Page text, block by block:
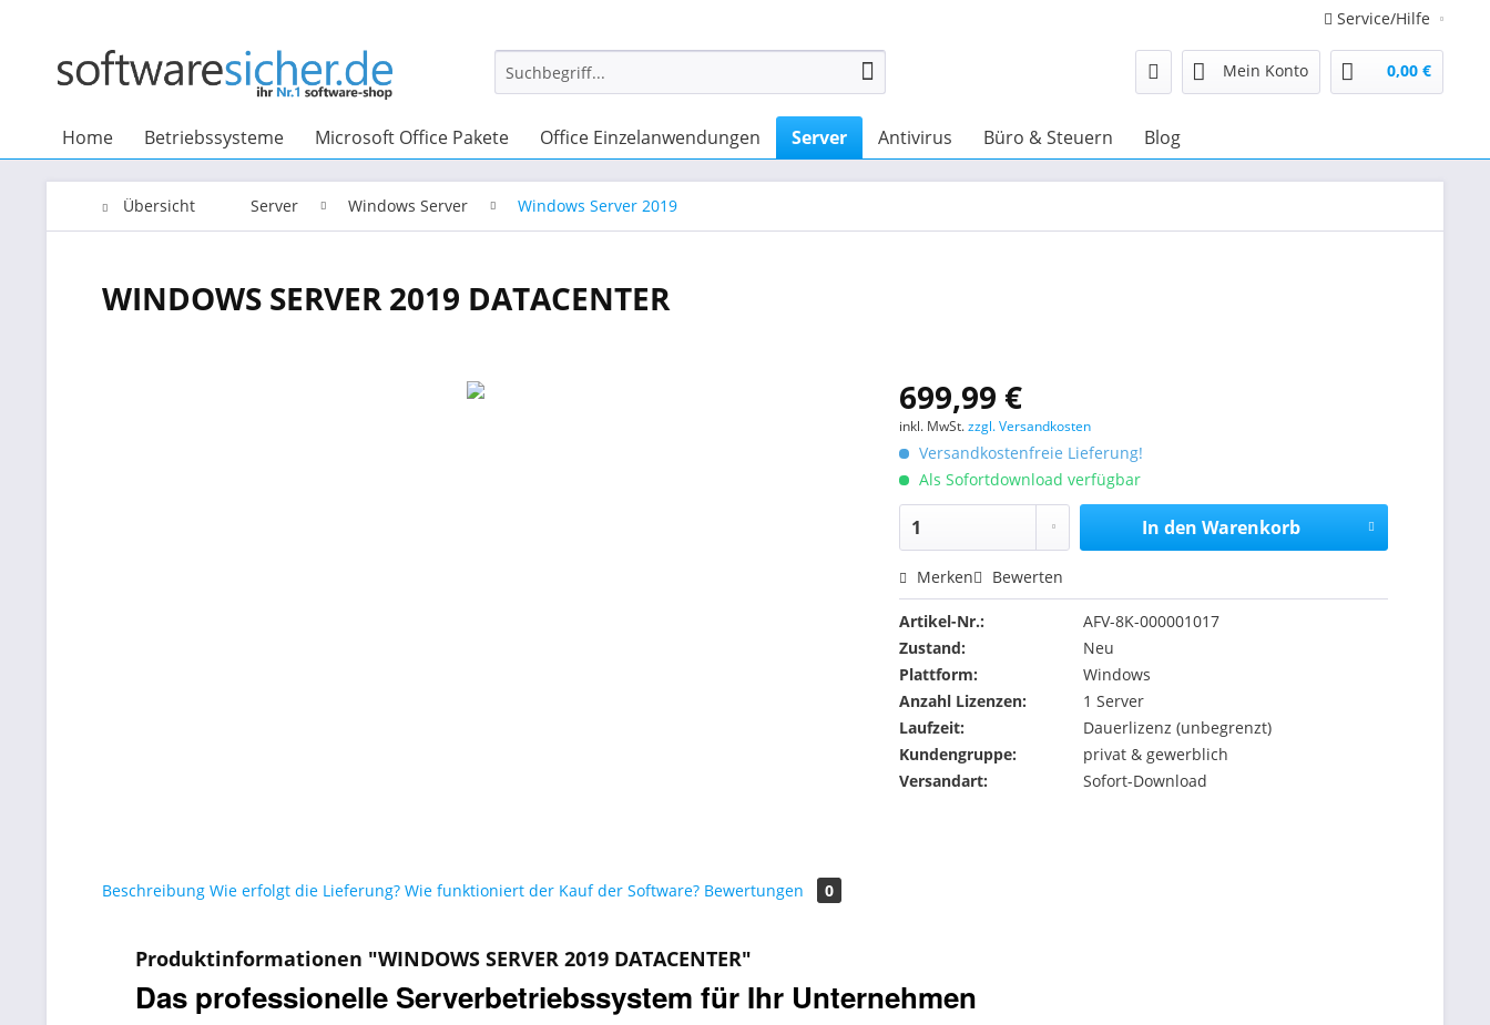
Service/Hilfe
Mein Konto 0,00 €
Home Betriebssysteme Microsoft Office Pakete Office Einzelanwendungen Server Antivirus Büro & Steuern Blog
Übersicht Server Windows Server Windows Server 2019
WINDOWS SERVER 2019 DATACENTER
699,99 €
inkl. MwSt.zzgl. Versandkosten
Versandkostenfreie Lieferung!
Als Sofortdownload verfügbar
In den Warenkorb
Merken Bewerten
Artikel-Nr.:
AFV-8K-000001017
Zustand:
Neu
Plattform:
Windows
Anzahl Lizenzen:
1 Server
Laufzeit:
Dauerlizenz (unbegrenzt)
Kundengruppe:
privat & gewerblich
Versandart:
Sofort-Download
Beschreibung Wie erfolgt die Lieferung? Wie funktioniert der Kauf der Software? Bewertungen 0
Produktinformationen "WINDOWS SERVER 2019 DATACENTER"
Das professionelle Serverbetriebssystem für Ihr Unternehmen